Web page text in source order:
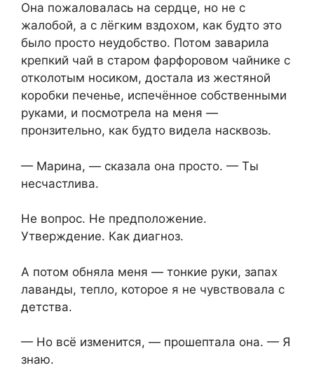
Она пожаловалась на сердце, но не с
жалобой, а с лёгким вздохом, как будто это
было просто неудобство. Потом заварила
крепкий чай в старом фарфоровом чайнике с
отколотым носиком, достала из жестяной
коробки печенье, испечённое собственными
руками, и посмотрела на меня —
пронзительно, как будто видела насквозь.
— Марина, — сказала она просто. — Ты
несчастлива.
Не вопрос. Не предположение.
Утверждение. Как диагноз.
А потом обняла меня — тонкие руки, запах
лаванды, тепло, которое я не чувствовала с
детства.
— Но всё изменится, — прошептала она. — Я
знаю.